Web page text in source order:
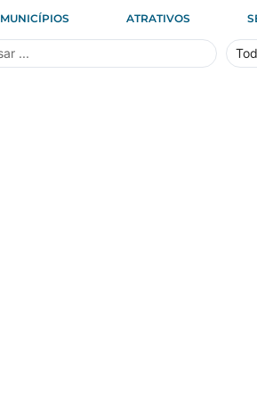
MUNICÍPIOS ATRATIVOS